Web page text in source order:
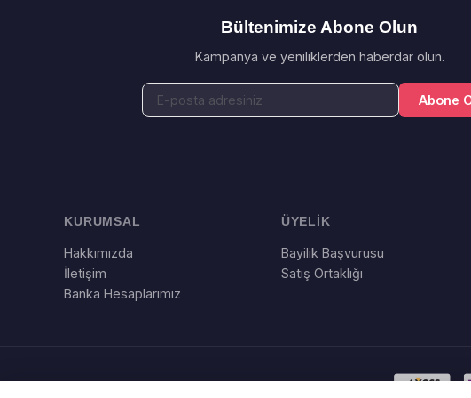
Bültenimize Abone Olun
Kampanya ve yeniliklerden haberdar olun.
Abone
KURUMSAL
Hakkımızda
İletişim
Banka Hesaplarımız
ÜYELİK
Bayilik Başvurusu
Satış Ortaklığı